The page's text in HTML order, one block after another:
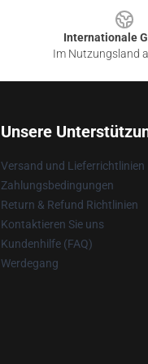
Internationale
Im Nutzungsland
Unsere
Versand und Lieferrichtlinien
Zahlungsbedingungen
Return & Refund Richtlinien
Kontaktieren Sie uns
Kundenhilfe (FAQ)
Werdegang